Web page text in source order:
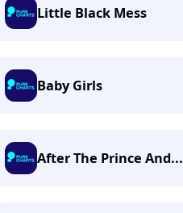
Little Black Mess
Baby Girls
After The Prince And...